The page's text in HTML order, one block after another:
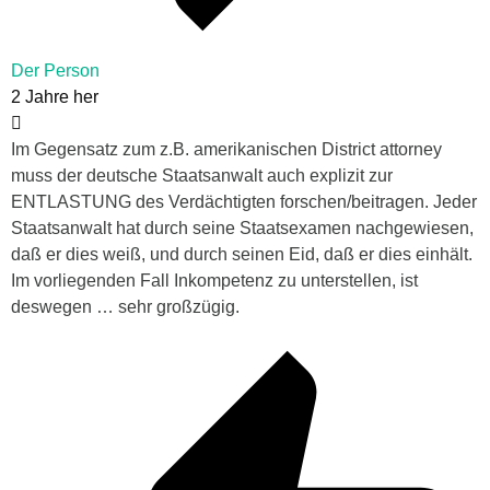
Der Person
2 Jahre her
Im Gegensatz zum z.B. amerikanischen District attorney
muss der deutsche Staatsanwalt auch explizit zur
ENTLASTUNG des Verdächtigten forschen/beitragen. Jeder
Staatsanwalt hat durch seine Staatsexamen nachgewiesen,
daß er dies weiß, und durch seinen Eid, daß er dies einhält.
Im vorliegenden Fall Inkompetenz zu unterstellen, ist
deswegen … sehr großzügig.